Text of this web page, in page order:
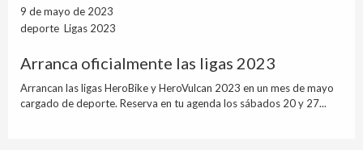
9 de mayo de 2023
deporte Ligas 2023
Arranca oficialmente las ligas 2023
Arrancan las ligas HeroBike y HeroVulcan 2023 en un mes de mayo
cargado de deporte. Reserva en tu agenda los sábados 20 y 27...